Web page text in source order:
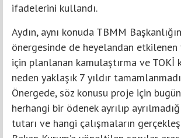
ifadelerini kullandı.
Aydın, aynı konuda TBMM
önergesinde de heyelandan
için planlanan kamulaştırma ve TOKİ
neden yaklaşık 7 yıldır
Önergede, söz konusu proje için
herhangi bir ödenek ayrılıp
tutarı ve hangi çalışmaların